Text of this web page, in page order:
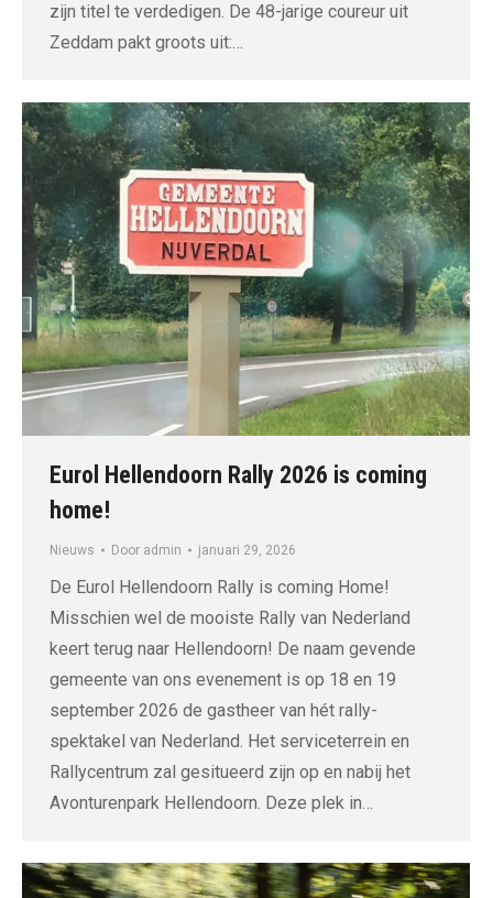
zijn titel te verdedigen. De 48-jarige coureur uit
Zeddam pakt groots uit:…
Eurol Hellendoorn Rally 2026 is coming
home!
Nieuws Door admin januari 29, 2026
De Eurol Hellendoorn Rally is coming Home!
Misschien wel de mooiste Rally van Nederland
keert terug naar Hellendoorn! De naam gevende
gemeente van ons evenement is op 18 en 19
september 2026 de gastheer van hét rally-
spektakel van Nederland. Het serviceterrein en
Rallycentrum zal gesitueerd zijn op en nabij het
Avonturenpark Hellendoorn. Deze plek in…